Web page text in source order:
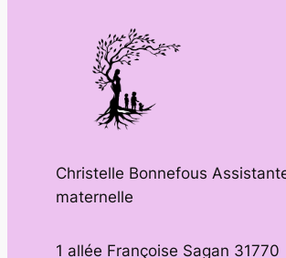
Christelle Bonnefous
maternelle
1 allée Françoise Sagan 31770